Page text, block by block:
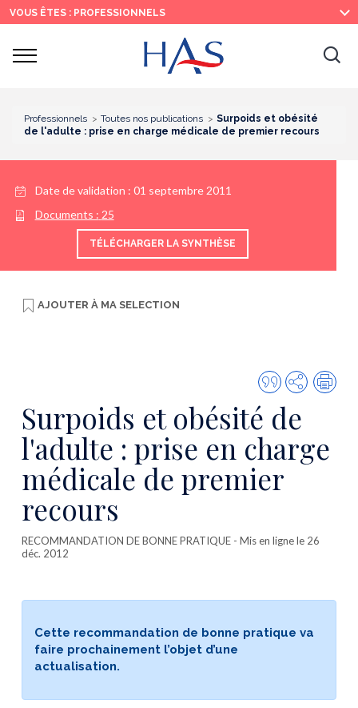
Recherche
Menu
principal
Contenu
principal
VOUS ÊTES : PROFESSIONNELS
Ouvrir
Professionnels Toutes nos publications
Surpoids et obésité
de l'adulte : prise en charge médicale de premier recours
Date de validation : 01 septembre 2011
Documents : 25
TÉLÉCHARGER LA SYNTHÈSE
AJOUTER À MA SELECTION
Citer
cette
publication
Partager
Surpoids et obésité de
l'adulte : prise en charge
médicale de premier
recours
RECOMMANDATION DE BONNE PRATIQUE - Mis en ligne le 26
déc. 2012
Cette recommandation de bonne pratique va
faire prochainement l’objet d’une
actualisation.